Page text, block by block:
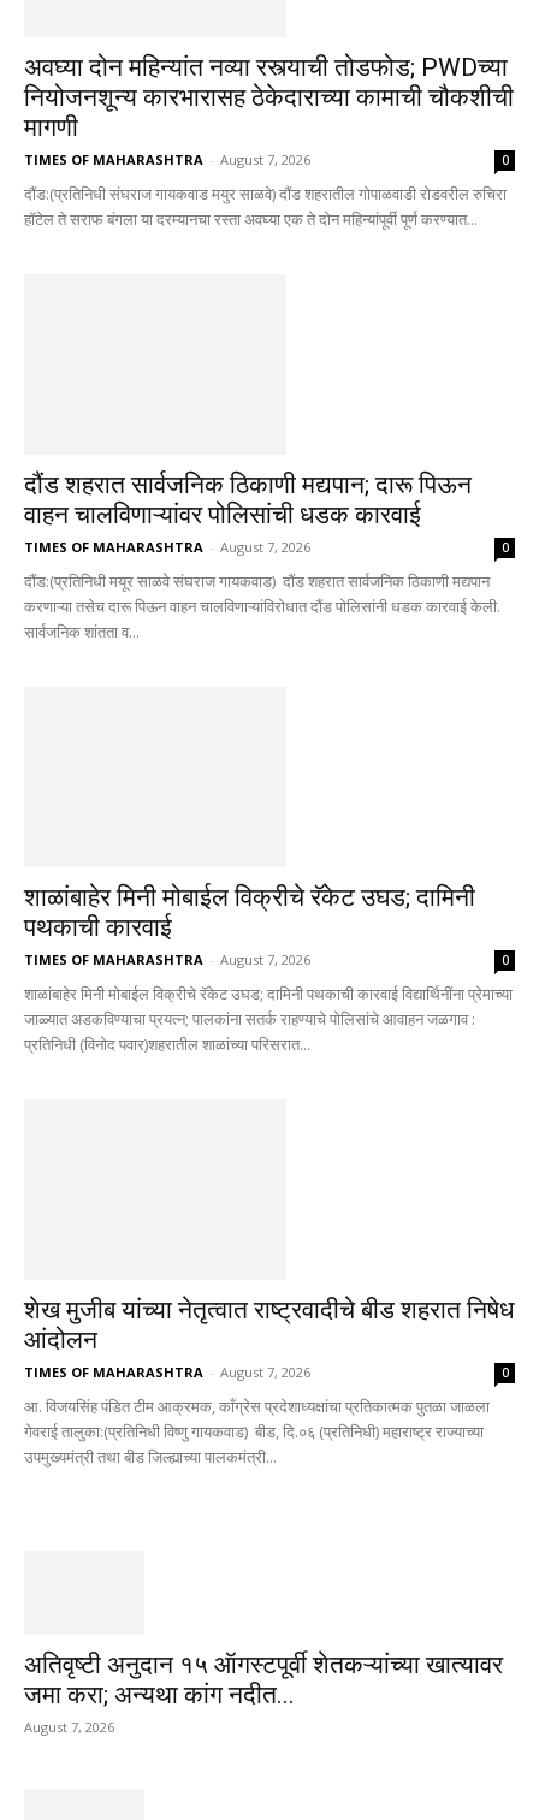
अवघ्या दोन महिन्यांत नव्या रस्त्याची तोडफोड; PWDच्या
नियोजनशून्य कारभारासह ठेकेदाराच्या कामाची चौकशीची
मागणी
TIMES OF MAHARASHTRA - August 7, 2026 0
दौंड:(प्रतिनिधी संघराज गायकवाड मयुर साळवे) दौंड शहरातील गोपाळवाडी रोडवरील रुचिरा
हॉटेल ते सराफ बंगला या दरम्यानचा रस्ता अवघ्या एक ते दोन महिन्यांपूर्वी पूर्ण करण्यात...
दौंड शहरात सार्वजनिक ठिकाणी मद्यपान; दारू पिऊन
वाहन चालविणाऱ्यांवर पोलिसांची धडक कारवाई
TIMES OF MAHARASHTRA - August 7, 2026 0
दौंड:(प्रतिनिधी मयूर साळवे संघराज गायकवाड) दौंड शहरात सार्वजनिक ठिकाणी मद्यपान
करणाऱ्या तसेच दारू पिऊन वाहन चालविणाऱ्यांविरोधात दौंड पोलिसांनी धडक कारवाई केली.
सार्वजनिक शांतता व...
शाळांबाहेर मिनी मोबाईल विक्रीचे रॅकेट उघड; दामिनी
पथकाची कारवाई
TIMES OF MAHARASHTRA - August 7, 2026 0
शाळांबाहेर मिनी मोबाईल विक्रीचे रॅकेट उघड; दामिनी पथकाची कारवाई विद्यार्थिनींना प्रेमाच्या
जाळ्यात अडकविण्याचा प्रयत्न; पालकांना सतर्क राहण्याचे पोलिसांचे आवाहन जळगाव :
प्रतिनिधी (विनोद पवार)शहरातील शाळांच्या परिसरात...
शेख मुजीब यांच्या नेतृत्वात राष्ट्रवादीचे बीड शहरात निषेध
आंदोलन
TIMES OF MAHARASHTRA - August 7, 2026 0
आ. विजयसिंह पंडित टीम आक्रमक, काँग्रेस प्रदेशाध्यक्षांचा प्रतिकात्मक पुतळा जाळला
गेवराई तालुका:(प्रतिनिधी विष्णु गायकवाड) बीड, दि.०६ (प्रतिनिधी) महाराष्ट्र राज्याच्या
उपमुख्यमंत्री तथा बीड जिल्ह्याच्या पालकमंत्री...
अतिवृष्टी अनुदान १५ ऑगस्टपूर्वी शेतकऱ्यांच्या खात्यावर
जमा करा; अन्यथा कांग नदीत...
August 7, 2026